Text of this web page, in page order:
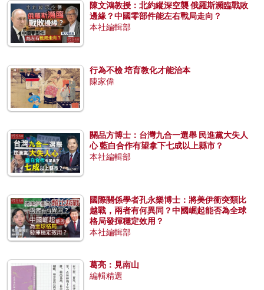
陳文鴻教授：北約縱深空襲 俄羅斯瀕臨戰敗
邊緣？中國零部件能左右戰局走向？
本社編輯部
行為不檢 培育教化才能治本
陳家偉
關品方博士：台灣九合一選舉 民進黨大失人
心 藍白合作有望拿下七成以上縣市？
本社編輯部
國際關係學者孔永樂博士：將美伊衝突類比
越戰，兩者有何異同？中國崛起能否為全球
格局發揮穩定效用？
本社編輯部
葛亮：見南山
編輯精選